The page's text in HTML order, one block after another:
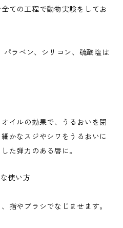
ての工程で動物実験をしてお
ラベン、シリコン、硫酸塩は
イルの効果で、うるおいを閉
かなスジやシワをうるおいに
た弾力のある唇に。
使い方
指やブラシでなじませます。